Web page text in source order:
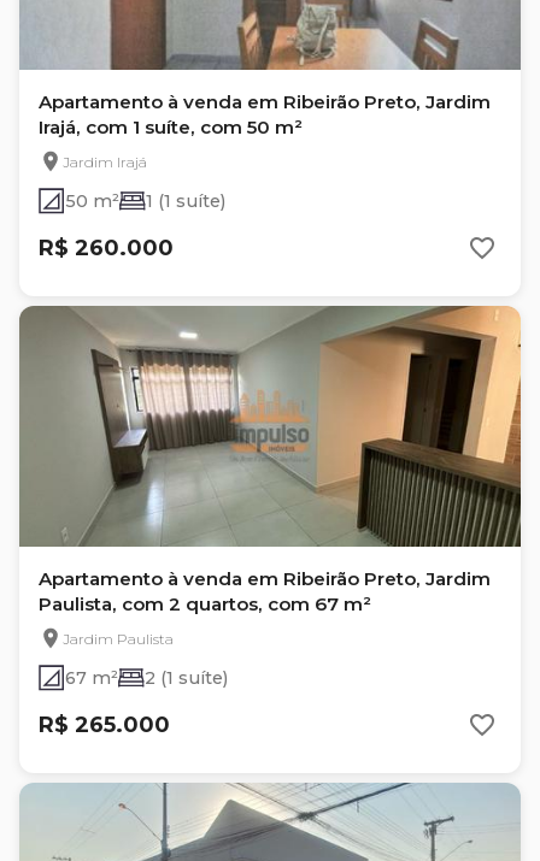
Apartamento à venda em Ribeirão Preto, Jardim
Irajá, com 1 suíte, com 50 m²
Jardim Irajá
50 m² 1 (1 suíte)
R$ 260.000
Apartamento à venda em Ribeirão Preto, Jardim
Paulista, com 2 quartos, com 67 m²
Jardim Paulista
67 m² 2 (1 suíte)
R$ 265.000